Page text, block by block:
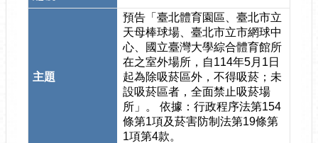
預告「臺北體育園區、臺北市立
天母棒球場、臺北市立市網球中
心、國立臺灣大學綜合體育館所
在之室外場所，自114年5月1日
起為除吸菸區外，不得吸菸；未
設吸菸區者，全面禁止吸菸場
所」。 依據：行政程序法第154
條第1項及菸害防制法第19條第
1項第4款。